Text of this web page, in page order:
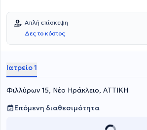
Απλή επίσκεψη
Δες το κόστος
Ιατρείο 1
Φιλλύρων 15, Νέο Ηράκλειο, ΑΤΤΙΚΗ
Επόμενη διαθεσιμότητα